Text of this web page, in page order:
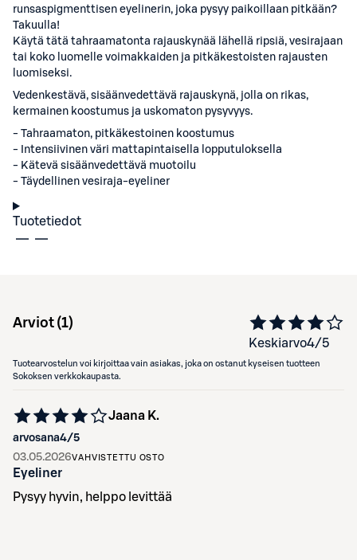
runsaspigmenttisen eyelinerin, joka pysyy paikoillaan pitkään?
Takuulla!
Käytä tätä tahraamatonta rajauskynää lähellä ripsiä, vesirajaan
tai koko luomelle voimakkaiden ja pitkäkestoisten rajausten
luomiseksi.
Vedenkestävä, sisäänvedettävä rajauskynä, jolla on rikas,
kermainen koostumus ja uskomaton pysyvyys.
- Tahraamaton, pitkäkestoinen koostumus
- Intensiivinen väri mattapintaisella lopputuloksella
- Kätevä sisäänvedettävä muotoilu
- Täydellinen vesiraja-eyeliner
Tuotetiedot
Arviot (1)
Keskiarvo4/5
Tuotearvostelun voi kirjoittaa vain asiakas, joka on ostanut kyseisen tuotteen
Sokoksen verkkokaupasta.
arvosana4/5
Jaana K.
03.05.2026VAHVISTETTU OSTO
Eyeliner
Pysyy hyvin, helppo levittää